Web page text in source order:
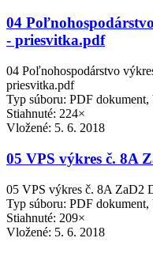
04
- priesvitka.pdf
04 Poľnohospodárstvo
priesvitka.pdf
Typ súboru: PDF
Stiahnuté: 224×
Vložené: 5. 6. 2018
05 VPS výkres č. 8A
05 VPS výkres č. 8A ZaD2
Typ súboru: PDF
Stiahnuté: 209×
Vložené: 5. 6. 2018